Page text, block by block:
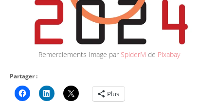
Remerciements Image par SpiderM de Pixabay
Partager :
Plus